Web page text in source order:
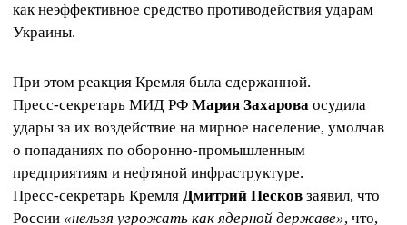
как неэффективное средство противодействия ударам
Украины.
При этом реакция Кремля была сдержанной.
Пресс‑секретарь МИД РФ Мария Захарова осудила
удары за их воздействие на мирное население, умолчав
о попаданиях по оборонно‑промышленным
предприятиям и нефтяной инфраструктуре.
Пресс‑секретарь Кремля Дмитрий Песков заявил, что
России «нельзя угрожать как ядерной державе», что,